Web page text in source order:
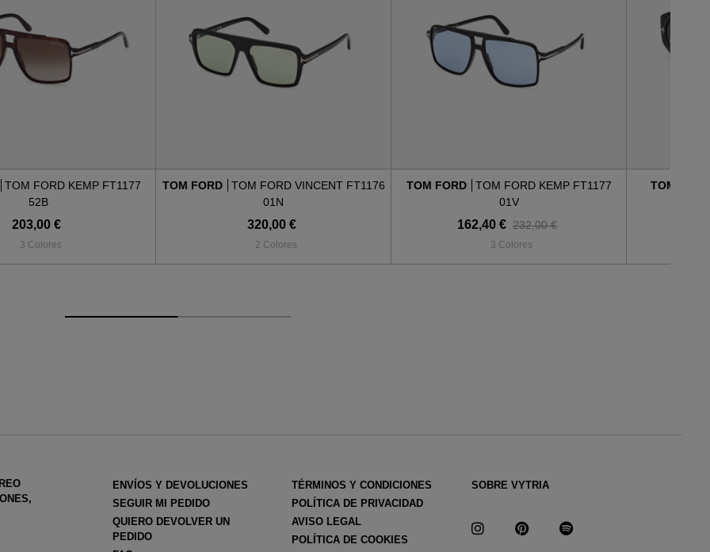
TOM FORD KEMP FT1177
52B
203,00 €
3 Colores
TOM FORD
TOM FORD VINCENT FT1176
01N
320,00 €
2 Colores
TOM FORD
TOM FORD KEMP FT1177
01V
162,40 € 232,00 €
3 Colores
TOM
ENVÍOS Y DEVOLUCIONES
SEGUIR MI PEDIDO
QUIERO DEVOLVER UN
PEDIDO
TÉRMINOS Y CONDICIONES
POLÍTICA DE PRIVACIDAD
AVISO LEGAL
POLÍTICA DE COOKIES
SOBRE VYTRIA